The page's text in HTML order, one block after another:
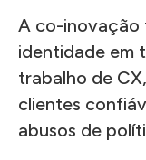
A co-inovação
identidade em
trabalho de
clientes
abusos de